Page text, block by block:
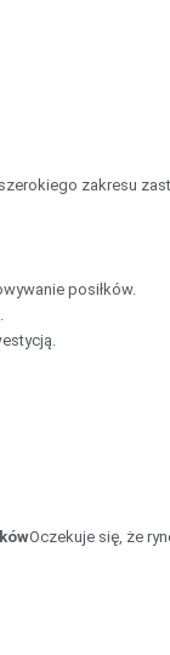
zakresu
posiłków.
Oczekuje się, że